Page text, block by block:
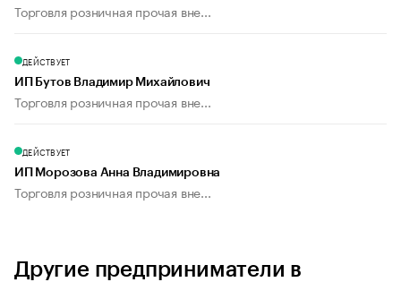
Торговля розничная прочая вне...
ДЕЙСТВУЕТ
ИП Бутов Владимир Михайлович
Торговля розничная прочая вне...
ДЕЙСТВУЕТ
ИП Морозова Анна Владимировна
Торговля розничная прочая вне...
Другие предприниматели в